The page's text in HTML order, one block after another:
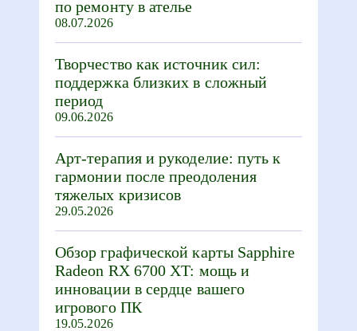
по ремонту в ателье
08.07.2026
Творчество как источник сил:
поддержка близких в сложный
период
09.06.2026
Арт-терапия и рукоделие: путь к
гармонии после преодоления
тяжелых кризисов
29.05.2026
Обзор графической карты Sapphire
Radeon RX 6700 XT: мощь и
инновации в сердце вашего
игрового ПК
19.05.2026